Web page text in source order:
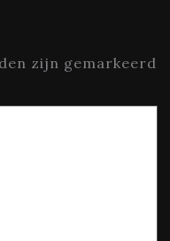
zijn gemarkeerd